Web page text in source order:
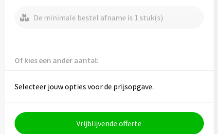
De minimale bestel afname is 1 stuk(s)
Of kies een ander aantal:
Selecteer jouw opties voor de prijsopgave.
Vrijblijvende offerte